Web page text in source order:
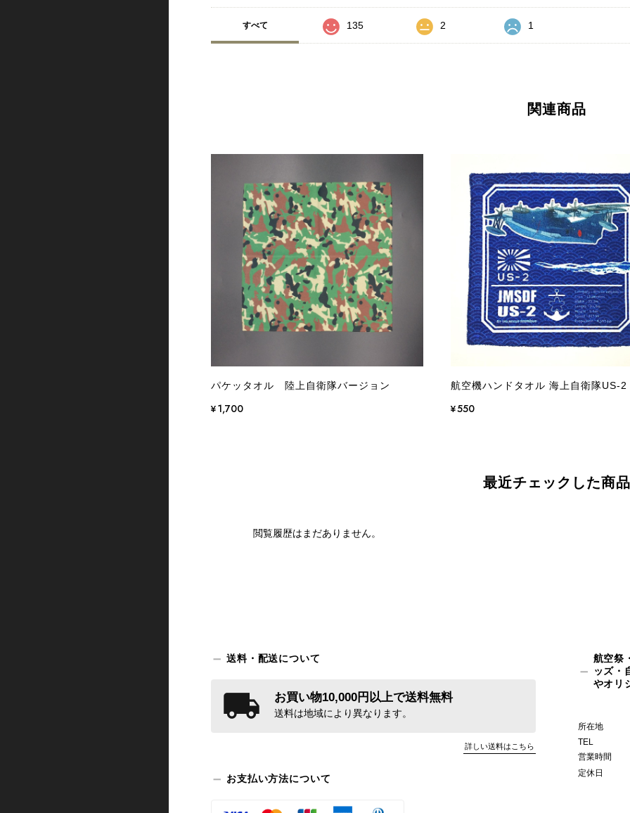
すべて 135 2 1
関連商品
パケッタオル 陸上自衛隊バージョン
¥1,700
航空機ハンドタオル 海上自衛隊US-2
¥550
最近チェックした商品
閲覧履歴はまだありません。
送料・配送について
お買い物10,000円以上で送料無料
送料は地域により異なります。
詳しい送料はこちら
お支払い方法について
航空祭
ッズ・
やオリ
所在地
TEL
営業時間
定休日